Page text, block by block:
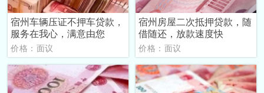
宿州车辆压证不押车贷款，
服务在我心，满意由您
价格：面议
宿州房屋二次抵押贷款，随
借随还，放款速度快
价格：面议